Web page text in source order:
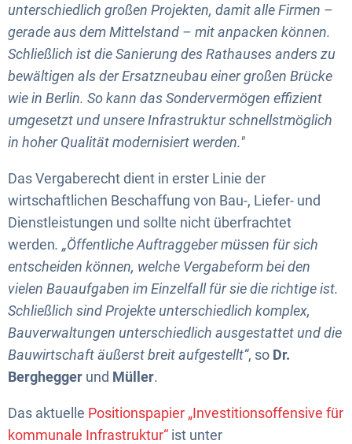
unterschiedlich großen Projekten, damit alle Firmen –
gerade aus dem Mittelstand – mit anpacken können.
Schließlich ist die Sanierung des Rathauses anders zu
bewältigen als der Ersatzneubau einer großen Brücke
wie in Berlin. So kann das Sondervermögen effizient
umgesetzt und unsere Infrastruktur schnellstmöglich
in hoher Qualität modernisiert werden."
Das Vergaberecht dient in erster Linie der
wirtschaftlichen Beschaffung von Bau-, Liefer- und
Dienstleistungen und sollte nicht überfrachtet
werden. „Öffentliche Auftraggeber müssen für sich
entscheiden können, welche Vergabeform bei den
vielen Bauaufgaben im Einzelfall für sie die richtige ist.
Schließlich sind Projekte unterschiedlich komplex,
Bauverwaltungen unterschiedlich ausgestattet und die
Bauwirtschaft äußerst breit aufgestellt“, so Dr.
Berghegger und Müller.
Das aktuelle Positionspapier „Investitionsoffensive für
kommunale Infrastruktur“ ist unter